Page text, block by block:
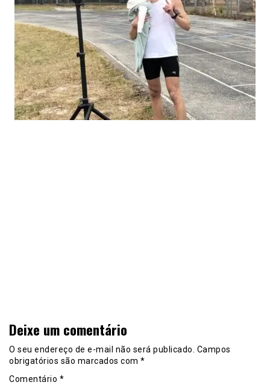
Deixe um comentário
O seu endereço de e-mail não será publicado. Campos
obrigatórios são marcados com *
Comentário *